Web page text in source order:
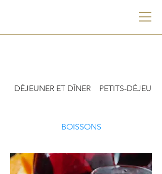
DÉJEUNER ET DÎNER PETITS-
BOISSONS